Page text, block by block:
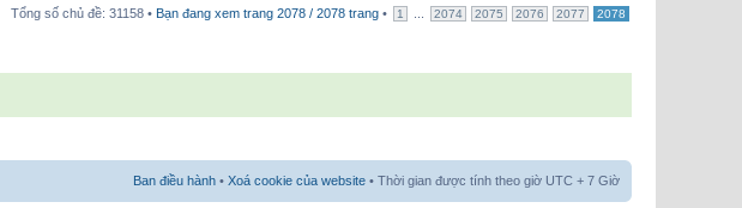
Tổng số chủ đề: 31158 • Bạn đang xem trang 2078 / 2078 trang • 1 2074 2075 2076 2077 2078
Ban điều hành • Xoá cookie của website • Thời gian được tính theo giờ UTC + 7 Giờ